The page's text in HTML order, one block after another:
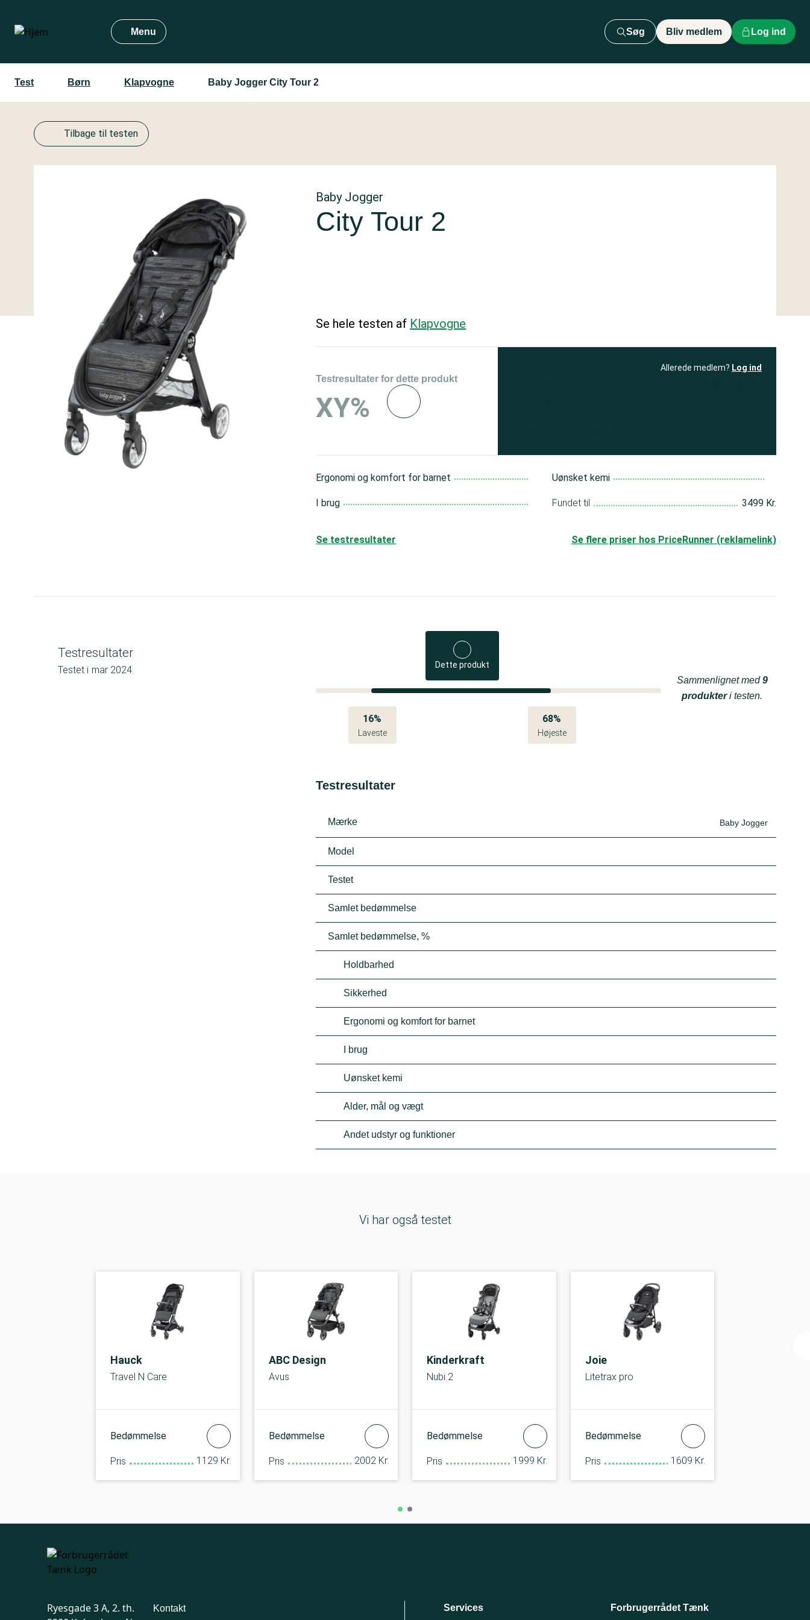
hovedindhold
Menu Søg Bliv medlem Log ind
Test Børn Klapvogne Baby Jogger City Tour 2
Tilbage til testen
Baby Jogger
City Tour 2
Se hele testen af Klapvogne
Testresultater for dette produkt
XY%
Allerede medlem? Log ind
Ergonomi og komfort for barnet
I brug
Uønsket kemi
Fundet til 3499 Kr.
Se flere priser hos PriceRunner (reklamelink)
Se testresultater
Testresultater
Testet i mar 2024 Dette produkt
16%
Laveste
68%
Højeste
Sammenlignet med9
produkteri testen.
Testresultater
Mærke Baby Jogger
Model
Testet
Samlet bedømmelse
Samlet bedømmelse, %
Holdbarhed
Sikkerhed
Ergonomi og komfort for barnet
I brug
Uønsket kemi
Alder, mål og vægt
Andet udstyr og funktioner
Vi har også testet
Hauck
Travel N Care
Bedømmelse
Pris 1129 Kr.
ABC Design
Avus
Bedømmelse
Pris 2002 Kr.
Kinderkraft
Nubi 2
Bedømmelse
Pris 1999 Kr.
Joie
Litetrax pro
Bedømmelse
Pris 1609 Kr.
Ryesgade 3 A, 2. th.
Kontakt Services Forbrugerrådet Tænk